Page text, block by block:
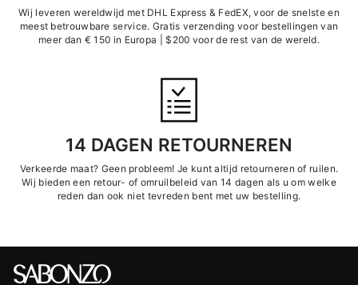
Wij leveren wereldwijd met DHL Express & FedEX, voor de snelste en
meest betrouwbare service. Gratis verzending voor bestellingen van
meer dan € 150 in Europa | $200 voor de rest van de wereld.
14 DAGEN RETOURNEREN
Verkeerde maat? Geen probleem! Je kunt altijd retourneren of ruilen.
Wij bieden een retour- of omruilbeleid van 14 dagen als u om welke
reden dan ook niet tevreden bent met uw bestelling.